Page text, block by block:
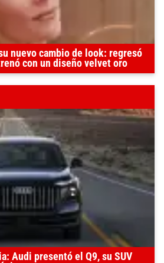
nuevo cambio de look: regresó
con un diseño velvet oro
Audi presentó el Q9, su SUV